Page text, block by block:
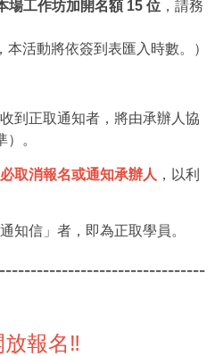
場工作坊加開名額 15 位 ，請務
本活動將依簽到表匯入時數。）
到正取通知者，將由承辦人協
。
取消報名或通知承辦人 ，以利
知信」者，即為正取學員。
報名‼️